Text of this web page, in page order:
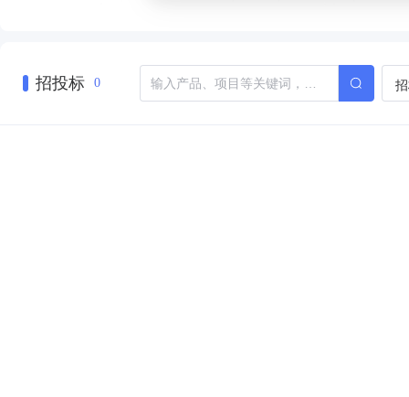
招投标 0